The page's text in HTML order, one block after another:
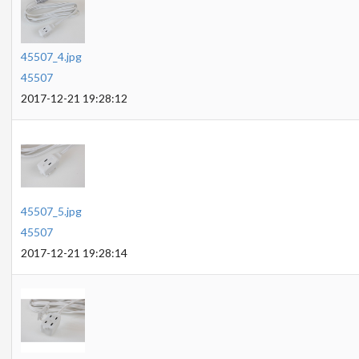
45507_4.jpg
45507
2017-12-21 19:28:12
45507_5.jpg
45507
2017-12-21 19:28:14